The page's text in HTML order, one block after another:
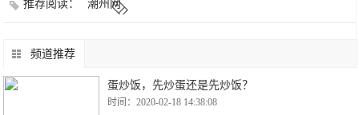
推荐阅读： 潮州网
频道推荐
蛋炒饭，先炒蛋还是先炒饭？
时间：2020-02-18 14:38:08